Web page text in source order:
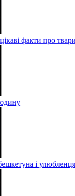
факти про
і